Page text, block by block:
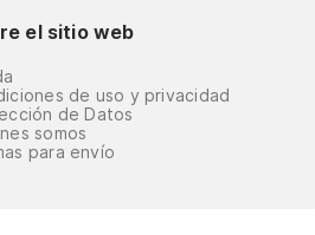
el sitio web
de uso y privacidad
de Datos
somos
para envío